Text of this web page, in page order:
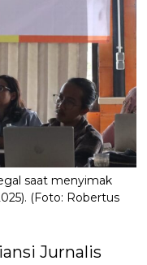
saat menyimak
(Foto: Robertus
Jurnalis